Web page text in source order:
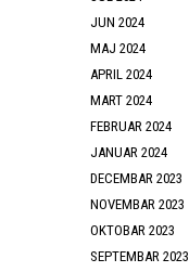
JUN 2024
MAJ 2024
APRIL 2024
MART 2024
FEBRUAR 2024
JANUAR 2024
DECEMBAR 2023
NOVEMBAR 2023
OKTOBAR 2023
SEPTEMBAR 2023